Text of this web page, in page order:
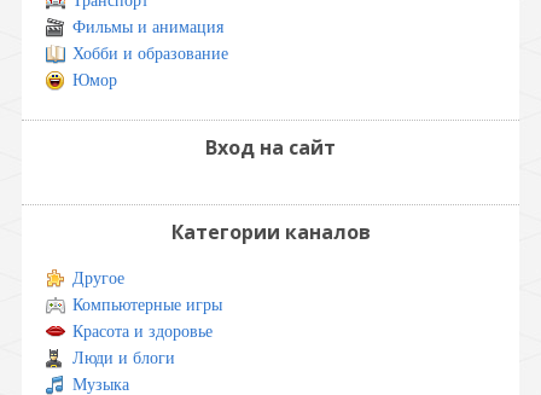
Фильмы и анимация
Хобби и образование
Юмор
Вход на сайт
Категории каналов
Другое
Компьютерные игры
Красота и здоровье
Люди и блоги
Музыка